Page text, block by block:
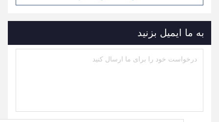
به ما ایمیل بزنید